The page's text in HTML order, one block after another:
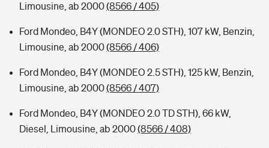
Limousine, ab 2000(8566 / 405)
Ford Mondeo, B4Y (MONDEO 2.0 STH), 107 kW, Benzin,
Limousine, ab 2000(8566 / 406)
Ford Mondeo, B4Y (MONDEO 2.5 STH), 125 kW, Benzin,
Limousine, ab 2000(8566 / 407)
Ford Mondeo, B4Y (MONDEO 2.0 TD STH), 66 kW,
Diesel, Limousine, ab 2000(8566 / 408)